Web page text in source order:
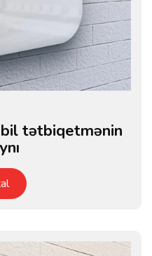
tətbiqetmənin